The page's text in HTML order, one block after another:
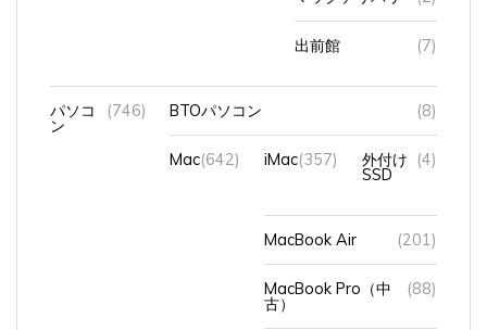
出前館 (7)
パソコ
ン
(746) BTOパソコン (8)
Mac(642) iMac(357) 外付け
SSD
(4)
MacBook Air (201)
MacBook Pro（中
古）
(88)